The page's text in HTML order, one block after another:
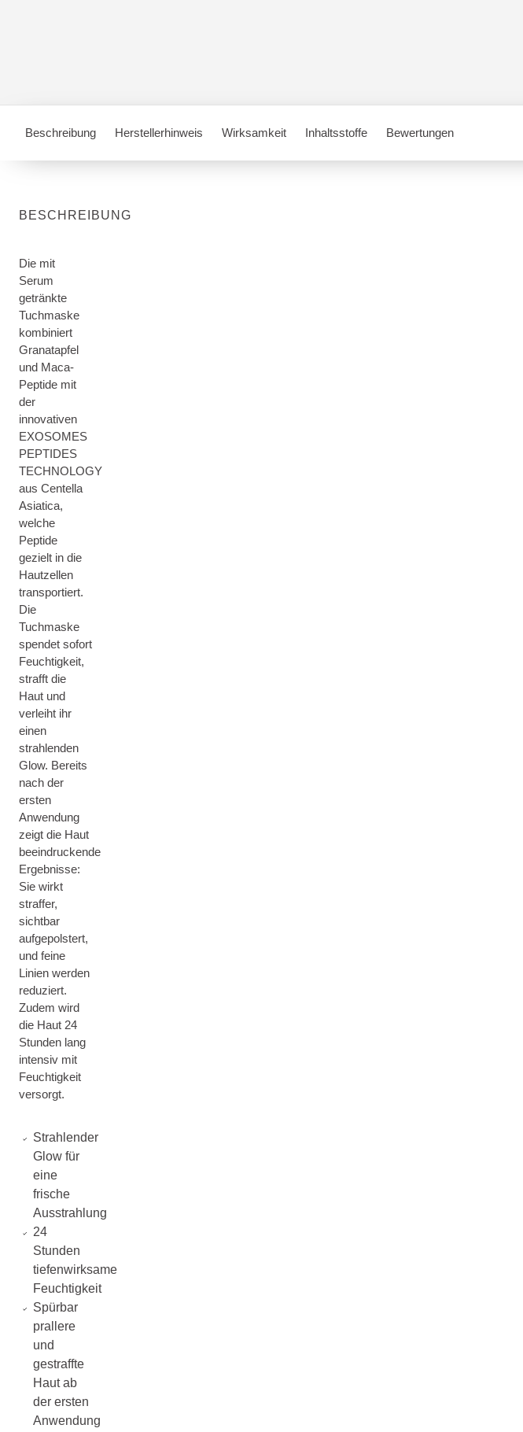
Beschreibung Herstellerhinweis Wirksamkeit Inhaltsstoffe Bewertungen
BESCHREIBUNG
Die mit
Serum
getränkte
Tuchmaske
kombiniert
Granatapfel
und Maca-
Peptide mit
der
innovativen
EXOSOMES
PEPTIDES
TECHNOLOGY
aus Centella
Asiatica,
welche
Peptide
gezielt in die
Hautzellen
transportiert.
Die
Tuchmaske
spendet sofort
Feuchtigkeit,
strafft die
Haut und
verleiht ihr
einen
strahlenden
Glow. Bereits
nach der
ersten
Anwendung
zeigt die Haut
beeindruckende
Ergebnisse:
Sie wirkt
straffer,
sichtbar
aufgepolstert,
und feine
Linien werden
reduziert.
Zudem wird
die Haut 24
Stunden lang
intensiv mit
Feuchtigkeit
versorgt.
Strahlender
Glow für
eine
frische
Ausstrahlung
24
Stunden
tiefenwirksame
Feuchtigkeit
Spürbar
prallere
und
gestraffte
Haut ab
der ersten
Anwendung